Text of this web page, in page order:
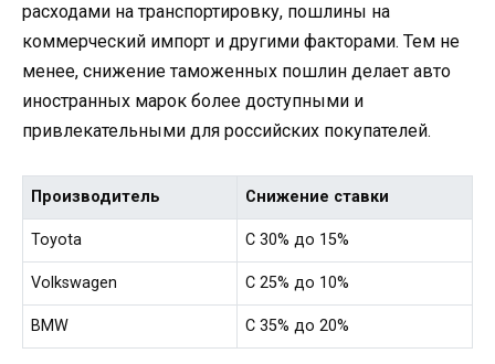
расходами на транспортировку, пошлины на
коммерческий импорт и другими факторами. Тем не
менее, снижение таможенных пошлин делает авто
иностранных марок более доступными и
привлекательными для российских покупателей.
Производитель Снижение ставки
Toyota С 30% до 15%
Volkswagen С 25% до 10%
BMW С 35% до 20%